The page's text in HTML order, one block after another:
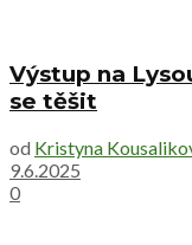
Výstup na
se těšit
od Kristyna
9.6.2025
0